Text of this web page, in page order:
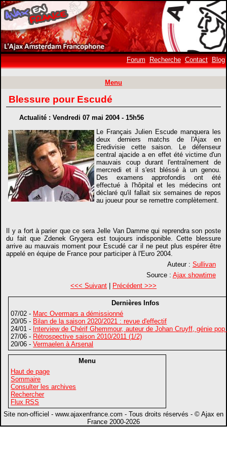
Forum Recherche Contact Blog
Menu
Blessure pour Escudé
Actualité : Vendredi 07 mai 2004 - 15h56
Le Français Julien Escude manquera les
deux derniers matchs de l'Ajax en
Eredivisie cette saison. Le défenseur
central ajacide a en effet été victime d'un
mauvais coup durant l'entraînement de
mercredi et il s'est bléssé à un genou.
Des examens approfondis ont été
effectué à l'hôpital et les médecins ont
déclaré qu'il fallait six semaines de repos
au joueur pour se remettre complètement.
Il y a fort à parier que ce sera Jelle Van Damme qui reprendra son poste
du fait que Zdenek Grygera est toujours indisponible. Cette blessure
arrive au mauvais moment pour Escudé car il ne peut plus espérer être
appelé en équipe de France pour participer à l'Euro 2004.
Auteur : Sullivan
Source : Ajax showtime
<<< Suivant| Précédent >>>
Dernières Infos
07/02 - Marc Overmars a démissionné
20/05 - Bilan de la saison 2020/2021 : revue d'effectif
24/01 - Interview de Chérif Ghemmour, auteur de Johan Cruyff, génie
27/06 - Rétrospective saison 2010/2011 (1/2)
20/06 -Vermaelen à Arsenal
Menu
Haut de page
Sommaire
Consulter les archives
Rechercher
Flux RSS
Site non-officiel - www.ajaxenfrance.com - Tous droits réservés - © Ajax en
France 2000-2026